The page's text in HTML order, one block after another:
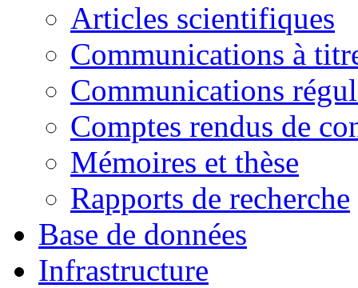
Articles scientifiques
Communications à
Communications
Comptes rendus de
Mémoires et thèse
Rapports de recherche
Base de données
Infrastructure